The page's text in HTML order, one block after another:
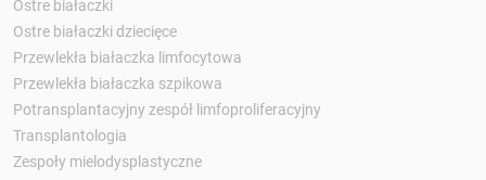
Ostre białaczki
Ostre białaczki dziecięce
Przewlekła białaczka limfocytowa
Przewlekła białaczka szpikowa
Potransplantacyjny zespół limfoproliferacyjny
Transplantologia
Zespoły mielodysplastyczne